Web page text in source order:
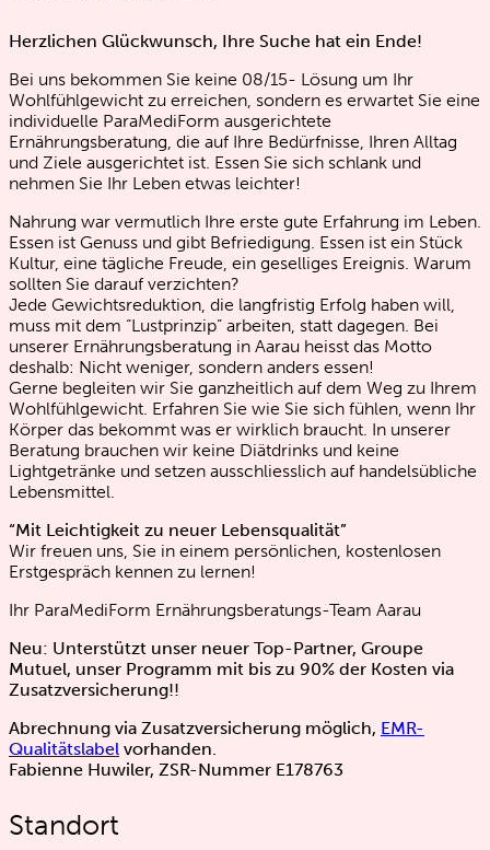
Herzlichen Glückwunsch, Ihre Suche hat ein Ende!
Bei uns bekommen Sie keine 08/15- Lösung um Ihr
Wohlfühlgewicht zu erreichen, sondern es erwartet Sie eine
individuelle ParaMediForm ausgerichtete
Ernährungsberatung, die auf Ihre Bedürfnisse, Ihren Alltag
und Ziele ausgerichtet ist. Essen Sie sich schlank und
nehmen Sie Ihr Leben etwas leichter!
Nahrung war vermutlich Ihre erste gute Erfahrung im Leben.
Essen ist Genuss und gibt Befriedigung. Essen ist ein Stück
Kultur, eine tägliche Freude, ein geselliges Ereignis. Warum
sollten Sie darauf verzichten?
Jede Gewichtsreduktion, die langfristig Erfolg haben will,
muss mit dem “Lustprinzip” arbeiten, statt dagegen. Bei
unserer Ernährungsberatung in Aarau heisst das Motto
deshalb: Nicht weniger, sondern anders essen!
Gerne begleiten wir Sie ganzheitlich auf dem Weg zu Ihrem
Wohlfühlgewicht. Erfahren Sie wie Sie sich fühlen, wenn Ihr
Körper das bekommt was er wirklich braucht. In unserer
Beratung brauchen wir keine Diätdrinks und keine
Lightgetränke und setzen ausschliesslich auf handelsübliche
Lebensmittel.
“Mit Leichtigkeit zu neuer Lebensqualität”
Wir freuen uns, Sie in einem persönlichen, kostenlosen
Erstgespräch kennen zu lernen!
Ihr ParaMediForm Ernährungsberatungs-Team Aarau
Neu: Unterstützt unser neuer Top-Partner, Groupe
Mutuel, unser Programm mit bis zu 90% der Kosten via
Zusatzversicherung!!
Abrechnung via Zusatzversicherung möglich, EMR-
Qualitätslabel vorhanden.
Fabienne Huwiler, ZSR-Nummer E178763
Standort